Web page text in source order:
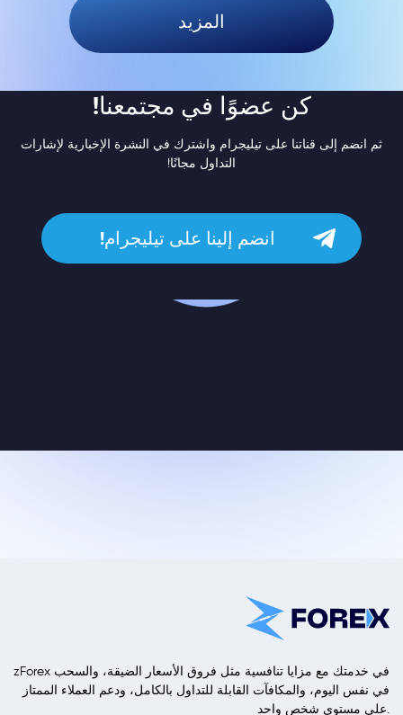
المزيد
كن عضوًا في مجتمعنا!
ثم انضم إلى قناتنا على تيليجرام واشترك في النشرة الإخبارية لإشارات
التداول مجانًا!
انضم إلينا على تيليجرام!
zForex في خدمتك مع مزايا تنافسية مثل فروق الأسعار الضيقة، والسحب
في نفس اليوم، والمكافآت القابلة للتداول بالكامل، ودعم العملاء الممتاز
على مستوى شخص واحد.